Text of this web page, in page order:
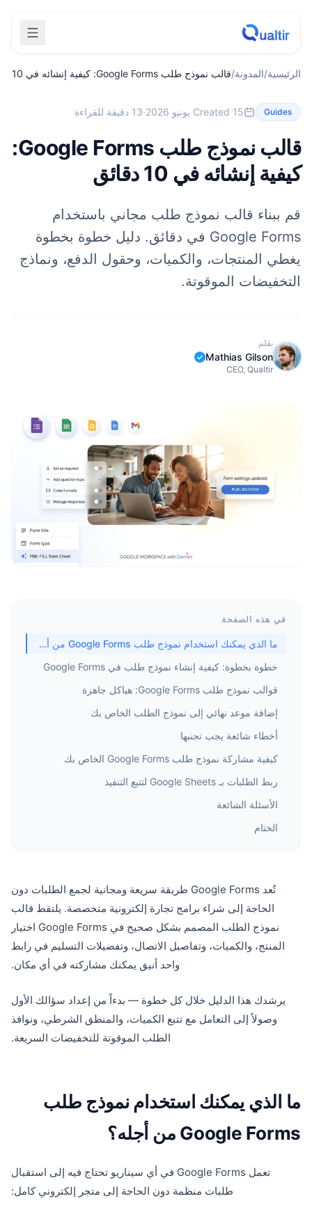
الرئيسية/المدونة/
قالب نموذج طلب Google Forms: كيفية إنشائه في 10
Guides Created 15 يونيو 2026 ·13 دقيقة للقراءة
قالب نموذج طلب Google Forms:
كيفية إنشائه في 10 دقائق
قم ببناء قالب نموذج طلب مجاني باستخدام
Google Forms في دقائق. دليل خطوة بخطوة
يغطي المنتجات، والكميات، وحقول الدفع، ونماذج
التخفيضات الموقوتة.
بقلم
Mathias Gilson
CEO, Qualtir
في هذه الصفحة
ما الذي يمكنك استخدام نموذج طلب Google Forms من أجله؟
خطوة بخطوة: كيفية إنشاء نموذج طلب في Google Forms
قوالب نموذج طلب Google Forms: هياكل جاهزة
إضافة موعد نهائي إلى نموذج الطلب الخاص بك
أخطاء شائعة يجب تجنبها
كيفية مشاركة نموذج طلب Google Forms الخاص بك
ربط الطلبات بـ Google Sheets لتتبع التنفيذ
الأسئلة الشائعة
الختام
تُعد Google Forms طريقة سريعة ومجانية لجمع الطلبات دون
الحاجة إلى شراء برامج تجارة إلكترونية متخصصة. يلتقط قالب
نموذج الطلب المصمم بشكل صحيح في Google Forms اختيار
المنتج، والكميات، وتفاصيل الاتصال، وتفضيلات التسليم في رابط
واحد أنيق يمكنك مشاركته في أي مكان.
يرشدك هذا الدليل خلال كل خطوة — بدءاً من إعداد سؤالك الأول
وصولاً إلى التعامل مع تتبع الكميات، والمنطق الشرطي، ونوافذ
الطلب الموقوتة للتخفيضات السريعة.
ما الذي يمكنك استخدام نموذج طلب
Google Forms من أجله؟
تعمل Google Forms في أي سيناريو تحتاج فيه إلى استقبال
طلبات منظمة دون الحاجة إلى متجر إلكتروني كامل: